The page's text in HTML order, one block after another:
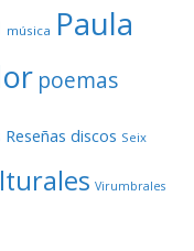
música Paula
poemas
Reseñas discos Seix
Virumbrales